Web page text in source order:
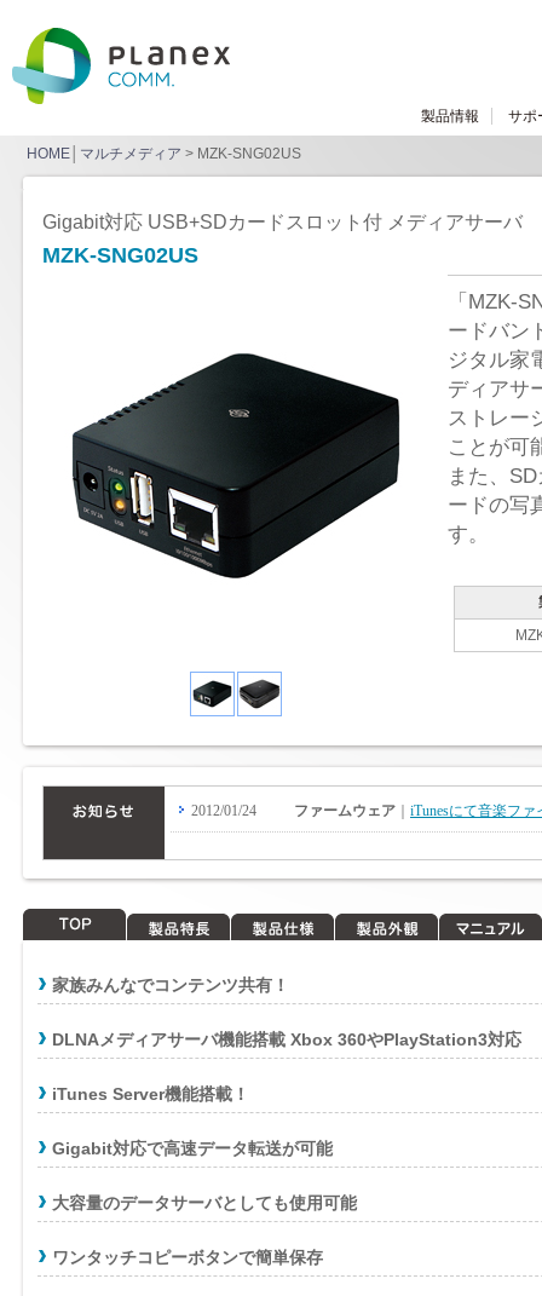
製品情報 サポ
HOME マルチメディア > MZK-SNG02US
Gigabit対応 USB+SDカードスロット付 メディアサーバ
MZK-SNG02US
「MZK-
ードバン
ジタル家
ディアサ
ストレー
ことが可
また、
ードの写
す。
家族みんなでコンテンツ共有！
DLNAメディアサーバ機能搭載 Xbox 360やPlayStation3対応
iTunes Server機能搭載！
Gigabit対応で高速データ転送が可能
大容量のデータサーバとしても使用可能
ワンタッチコピーボタンで簡単保存